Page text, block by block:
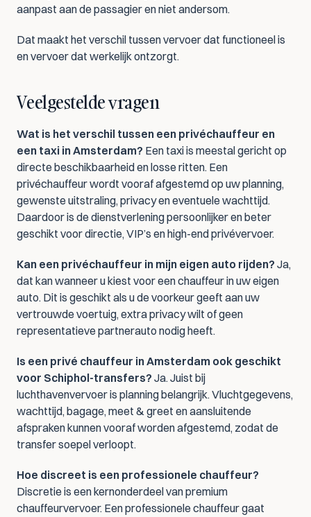
aanpast aan de passagier en niet andersom.
Dat maakt het verschil tussen vervoer dat functioneel is
en vervoer dat werkelijk ontzorgt.
Veelgestelde vragen
Wat is het verschil tussen een privéchauffeur en
een taxi in Amsterdam? Een taxi is meestal gericht op
directe beschikbaarheid en losse ritten. Een
privéchauffeur wordt vooraf afgestemd op uw planning,
gewenste uitstraling, privacy en eventuele wachttijd.
Daardoor is de dienstverlening persoonlijker en beter
geschikt voor directie, VIP’s en high-end privévervoer.
Kan een privéchauffeur in mijn eigen auto rijden? Ja,
dat kan wanneer u kiest voor een chauffeur in uw eigen
auto. Dit is geschikt als u de voorkeur geeft aan uw
vertrouwde voertuig, extra privacy wilt of geen
representatieve partnerauto nodig heeft.
Is een privé chauffeur in Amsterdam ook geschikt
voor Schiphol-transfers? Ja. Juist bij
luchthavenvervoer is planning belangrijk. Vluchtgegevens,
wachttijd, bagage, meet & greet en aansluitende
afspraken kunnen vooraf worden afgestemd, zodat de
transfer soepel verloopt.
Hoe discreet is een professionele chauffeur?
Discretie is een kernonderdeel van premium
chauffeurvervoer. Een professionele chauffeur gaat